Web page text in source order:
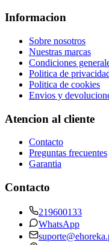
Informacion
Sobre nosotros
Nuestras marcas
Condiciones
Politica de
Politica de cookies
Envios y
Atencion al cliente
Contacto
Preguntas frecuentes
Garantia
Contacto
219600133
WhatsApp